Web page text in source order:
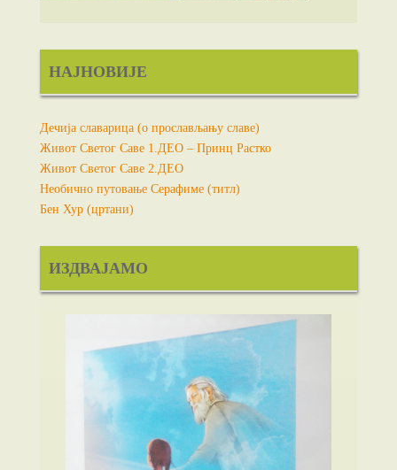
НАЈНОВИЈЕ
Дечија славарица (о прослављању славе)
Живот Светог Саве 1.ДЕО – Принц Растко
Живот Светог Саве 2.ДЕО
Необично путовање Серафиме (титл)
Бен Хур (цртани)
ИЗДВАЈАМО